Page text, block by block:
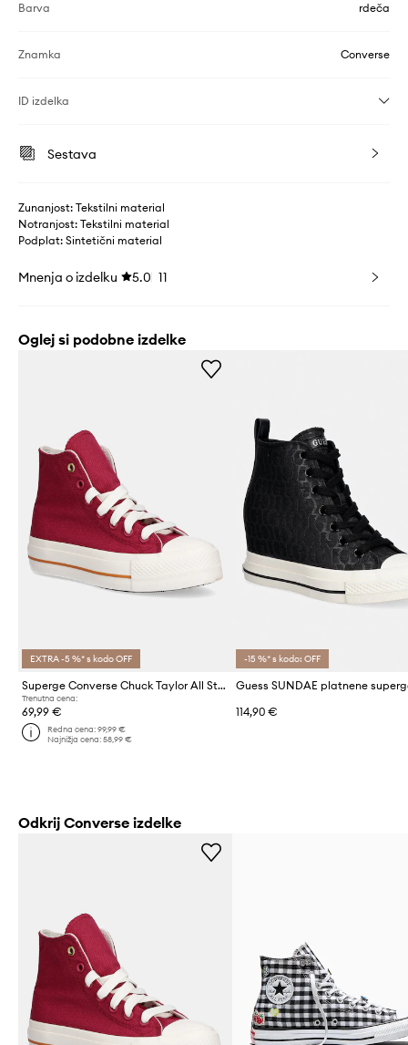
Barva rdeča
Znamka Converse
ID izdelka
Sestava
Zunanjost: Tekstilni material
Notranjost: Tekstilni material
Podplat: Sintetični material
Mnenja o izdelku 5.0 11
Oglej si podobne izdelke
EXTRA -5 %* s kodo OFF
Superge Converse Chuck Taylor All Star Lift
Trenutna cena:
69,99 €
Redna cena:99,99 €
Najnižja cena:58,99 €
-15 %* s kodo: OFF
114,90 €
Odkrij Converse izdelke